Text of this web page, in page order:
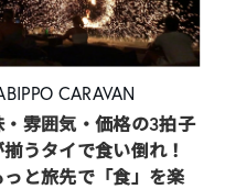
CARAVAN
・雰囲気・価格の3拍子
揃うタイで食い倒れ！
っと旅先で「食」を楽